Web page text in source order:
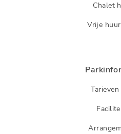
Chalet
Vrije